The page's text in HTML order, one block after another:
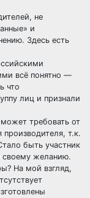
не
и
Здесь есть
всё понятно —
что
лиц и признали
требовать от
производителя, т.к.
быть участник
своему желанию.
На мой взгляд,